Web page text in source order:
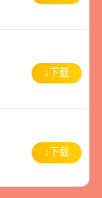
↓下载
↓下载